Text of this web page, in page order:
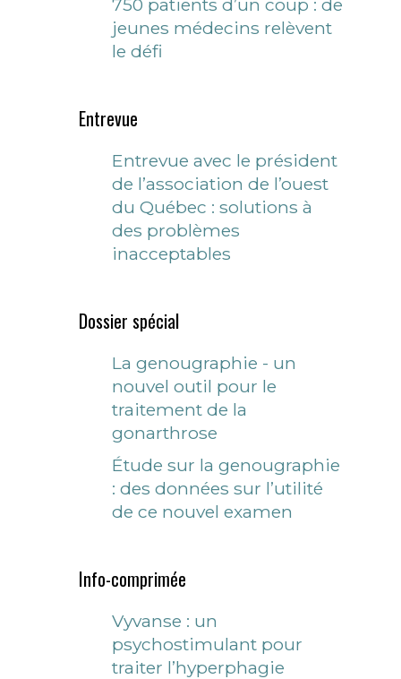
750 patients d’un coup : de
jeunes médecins relèvent
le défi
Entrevue
Entrevue avec le président
de l’association de l’ouest
du Québec : solutions à
des problèmes
inacceptables
Dossier spécial
La genougraphie - un
nouvel outil pour le
traitement de la
gonarthrose
Étude sur la genougraphie
: des données sur l’utilité
de ce nouvel examen
Info-comprimée
Vyvanse : un
psychostimulant pour
traiter l’hyperphagie